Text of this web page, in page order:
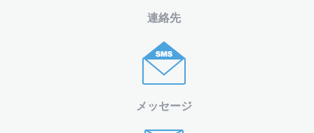
連絡先
メッセージ